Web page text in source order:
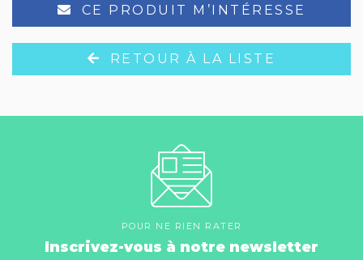
CE PRODUIT M’INTÉRESSE
RETOUR À LA LISTE
POUR NE RIEN RATER
Inscrivez-vous à notre newsletter